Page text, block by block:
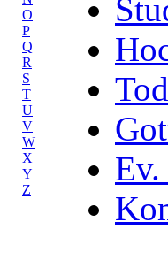
O
P
Q
R
S
T
U
V
W
X
Y
Z
Ev.